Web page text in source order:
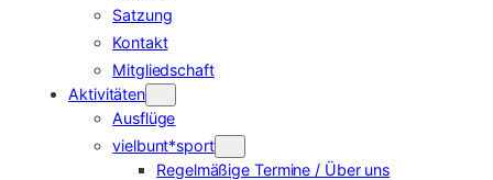
Satzung
Kontakt
Mitgliedschaft
Aktivitäten
Ausflüge
vielbunt*sport
Regelmäßige Termine / Über uns